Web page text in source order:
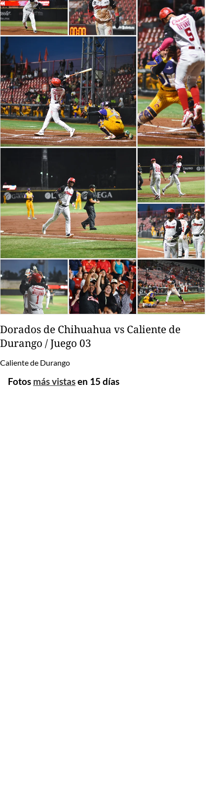
Dorados de Chihuahua vs Caliente de
Durango / Juego 03
Caliente de Durango
Fotos más vistasen 15 días